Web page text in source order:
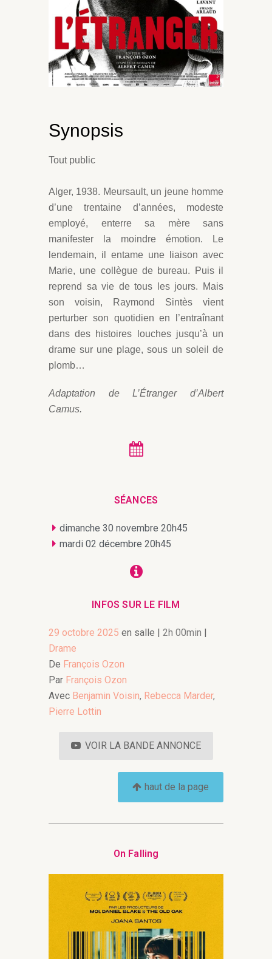
Synopsis
Tout public
Alger, 1938. Meursault, un jeune homme
d’une trentaine d’années, modeste
employé, enterre sa mère sans
manifester la moindre émotion. Le
lendemain, il entame une liaison avec
Marie, une collègue de bureau. Puis il
reprend sa vie de tous les jours. Mais
son voisin, Raymond Sintès vient
perturber son quotidien en l’entraînant
dans des histoires louches jusqu’à un
drame sur une plage, sous un soleil de
plomb…
Adaptation de L’Étranger d’Albert
Camus.
SÉANCES
dimanche 30 novembre 20h45
mardi 02 décembre 20h45
INFOS SUR LE FILM
29 octobre 2025 en salle | 2h 00min |
Drame
De François Ozon
Par François Ozon
Avec Benjamin Voisin, Rebecca Marder,
Pierre Lottin
VOIR LA BANDE ANNONCE
haut de la page
On Falling